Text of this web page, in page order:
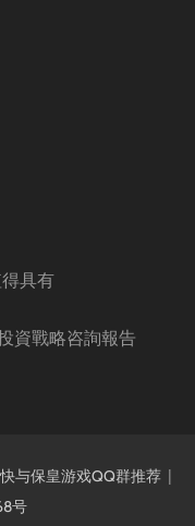
具有
資戰略咨詢報告
与保皇游戏QQ群推荐 |
号